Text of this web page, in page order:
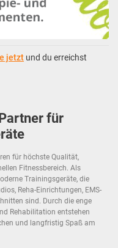
jetzt und du erreichst
für
für höchste Qualität,
Fitnessbereich. Als
Trainingsgeräte, die
Reha-Einrichtungen, EMS-
sind. Durch die enge
Rehabilitation entstehen
und langfristig Spaß am